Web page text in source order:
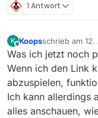
1 Antwort
K
Offline
Koopsschrieb am 12.
zuletzt editiert
Was ich jetzt noch
Wenn ich den Link
abzuspielen,
Ich kann allerdings
alles anschauen,